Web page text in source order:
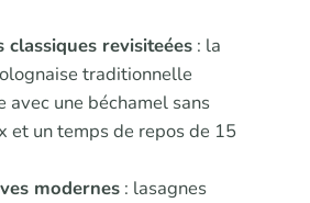
classiques revisiteées: la
traditionnelle
avec une béchamel sans
et un temps de repos de 15
modernes: lasagnes